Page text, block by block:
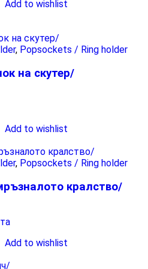
Add to wishlist
, Popsockets / Ring holder
на скутер/
Add to wishlist
, Popsockets / Ring holder
кралство/
Add to wishlist